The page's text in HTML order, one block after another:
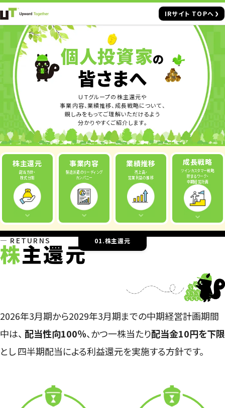
IRサイト TOPへ
個人投資家の
皆さまへ
ＵＴグループの株主還元や
事業内容、業績推移、成長戦略について、
親しみをもってご理解いただけるよう
分かりやすくご紹介します。
株主還元
配当方針・
株式分割
事業内容
製造派遣のリーディング
カンパニー
業績推移
売上高・
営業利益の推移
成長戦略
ツインカスタマー戦略
貯まるワーク・
中期経営計画
01.株主還元
RETURNS
株主還元
2026年3月期から2029年3月期までの中期経営計画期間
中は、 配当性向100％、かつ一株当たり配当金10円を下限
とし四半期配当による利益還元を実施する方針です。